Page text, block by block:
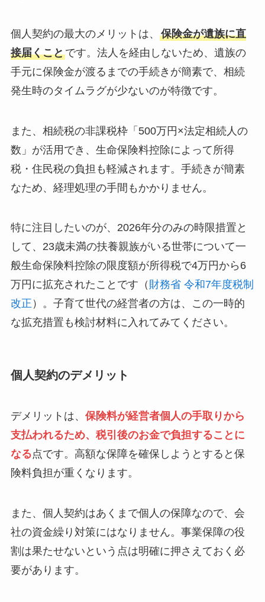
個人契約の最大のメリットは、 保険金が遺族に直
接届くことです。法人を経由しないため、遺族の
手元に保険金が渡るまでの手続きが簡素で、相続
発生時のタイムラグが少ないのが特徴です。
また、相続税の非課税枠「500万円×法定相続人の
数」が活用でき、生命保険料控除によって所得
税・住民税の負担も軽減されます。手続きが簡素
なため、経理処理の手間もかかりません。
特に注目したいのが、2026年分のみの時限措置と
して、23歳未満の扶養親族がいる世帯について一
般生命保険料控除の限度額が所得税で4万円から6
万円に拡充されたことです（ 財務省 令和7年度税制
改正 ）。子育て世代の経営者の方は、この一時的
な拡充措置も検討材料に入れてみてください。
個人契約のデメリット
デメリットは、 保険料が経営者個人の手取りから
支払われるため、税引後のお金で負担することに
なる点です。高額な保障を確保しようとすると保
険料負担が重くなります。
また、個人契約はあくまで個人の保障なので、会
社の資金繰り対策にはなりません。事業保障の役
割は果たせないという点は明確に押さえておく必
要があります。